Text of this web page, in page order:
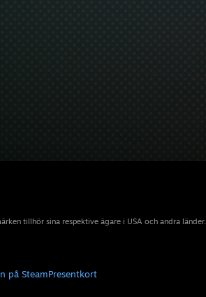
tillhör sina respektive ägare i USA och andra länder.
på SteamPresentkort